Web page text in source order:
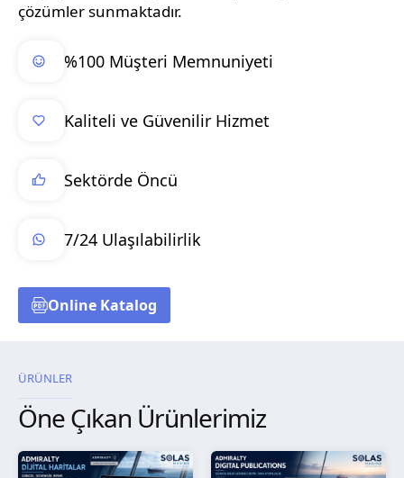
çözümler sunmaktadır.
%100 Müşteri Memnuniyeti
Kaliteli ve Güvenilir Hizmet
Sektörde Öncü
7/24 Ulaşılabilirlik
Online Katalog
ÜRÜNLER
Öne Çıkan Ürünlerimiz